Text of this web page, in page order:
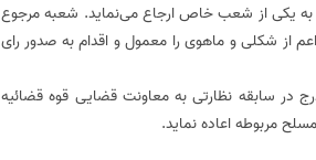
به یکی از شعب خاص ارجاع‌‌‌ می‌نماید. شعبه مرجوع
شکلی و ماهوی را معمول و اقدام به صدور رای
در سابقه نظارتی به معاونت قضایی قوه قضائیه
مربوطه اعاده نماید.